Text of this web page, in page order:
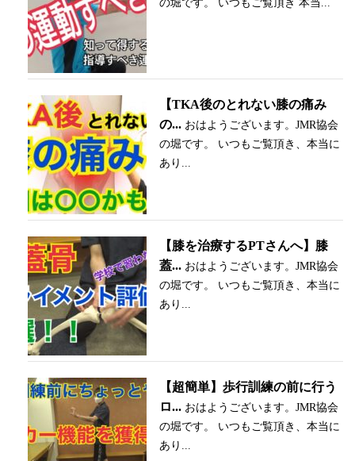
の堀です。 いつもご覧頂き 本当...
【TKA後のとれない膝の痛み
の... おはようございます。JMR協会
の堀です。 いつもご覧頂き、本当に
あり...
【膝を治療するPTさんへ】膝
蓋... おはようございます。JMR協会
の堀です。 いつもご覧頂き、本当に
あり...
【超簡単】歩行訓練の前に行う
ロ... おはようございます。JMR協会
の堀です。 いつもご覧頂き、本当に
あり...